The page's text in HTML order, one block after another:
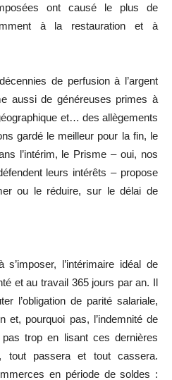
ont causé le plus de
à la restauration et à
de perfusion à l’argent
aussi de généreuses primes à
et… des allègements
gardé le meilleur pour la fin, le
l’intérim, le Prisme – oui, nos
leurs intérêts – propose
ou le réduire, sur le délai de
l’intérimaire idéal de
et au travail 365 jours par an. Il
l’obligation de parité salariale,
et, pourquoi pas, l’indemnité de
trop en lisant ces dernières
tout passera et tout cassera.
en période de soldes :